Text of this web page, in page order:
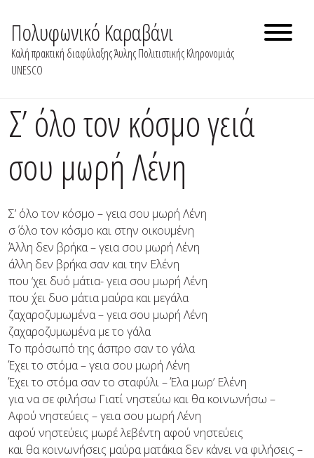
content
Πολυφωνικό Καραβάνι
Καλή πρακτική διαφύλαξης Άυλης Πολιτιστικής Κληρονομιάς
UNESCO
Σ’ όλο τον κόσμο γειά
σου μωρή Λένη
Σ’ όλο τον κόσμο – γεια σου μωρή Λένη
σ΄ όλο τον κόσμο και στην οικουμένη
Άλλη δεν βρήκα – γεια σου μωρή Λένη
άλλη δεν βρήκα σαν και την Ελένη
που ‘χει δυό μάτια- γεια σου μωρή Λένη
που ΄χει δυο μάτια μαύρα και μεγάλα
ζαχαροζυμωμένα – γεια σου μωρή Λένη
ζαχαροζυμωμένα με το γάλα
Το πρόσωπό της άσπρο σαν το γάλα
Έχει το στόμα – γεια σου μωρή Λένη
Έχει το στόμα σαν το σταφύλι – Έλα μωρ’ Ελένη
για να σε φιλήσω Γιατί νηστεύω και θα κοινωνήσω –
Αφού νηστεύεις – γεια σου μωρή Λένη
αφού νηστεύεις μωρέ λεβέντη αφού νηστεύεις
και θα κοινωνήσεις μαύρα ματάκια δεν κάνει να φιλήσεις –